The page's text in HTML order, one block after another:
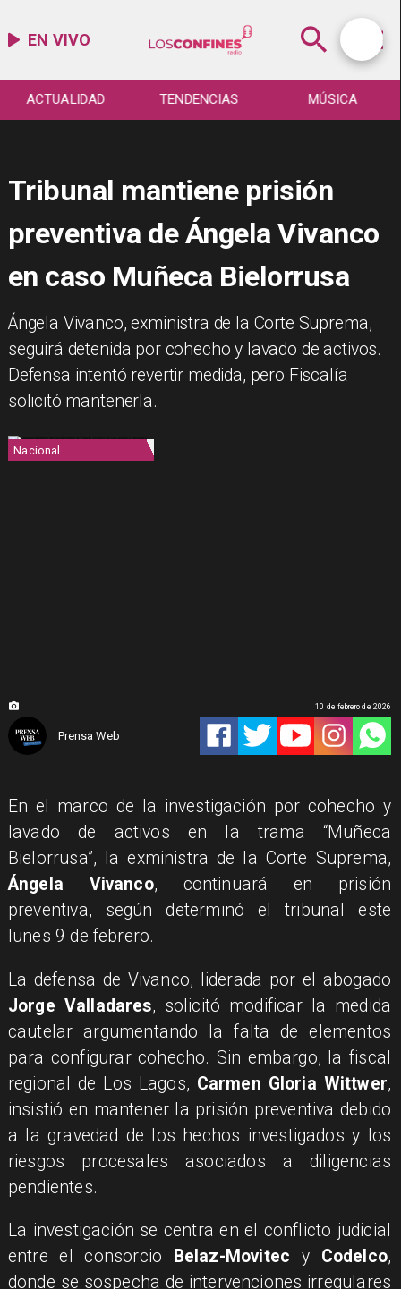
EN VIVO
ACTUALIDAD TENDENCIAS MÚSICA
Tribunal mantiene prisión
preventiva de Ángela Vivanco
en caso Muñeca Bielorrusa
Ángela Vivanco, exministra de la Corte Suprema,
seguirá detenida por cohecho y lavado de activos.
Defensa intentó revertir medida, pero Fiscalía
solicitó mantenerla.
Nacional
Prensa Web
10 de febrero de 2026
En el marco de la investigación por cohecho y
lavado de activos en la trama “Muñeca
Bielorrusa”, la exministra de la Corte Suprema,
Ángela Vivanco, continuará en prisión
preventiva, según determinó el tribunal este
lunes 9 de febrero.
La defensa de Vivanco, liderada por el abogado
Jorge Valladares, solicitó modificar la medida
cautelar argumentando la falta de elementos
para configurar cohecho. Sin embargo, la fiscal
regional de Los Lagos, Carmen Gloria Wittwer,
insistió en mantener la prisión preventiva debido
a la gravedad de los hechos investigados y los
riesgos procesales asociados a diligencias
pendientes.
La investigación se centra en el conflicto judicial
entre el consorcio
Belaz-Movitec y Codelco,
donde se sospecha de intervenciones irregulares